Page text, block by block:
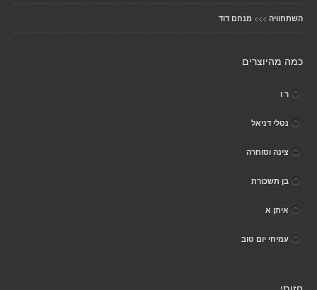
השתחוויה >>> מנחם דוד
כמה מהיוצרים
ר ו
נטלי דניאל
צינה וסוחרה
בן תשכורת
איתן א
עמיחי יום טוב